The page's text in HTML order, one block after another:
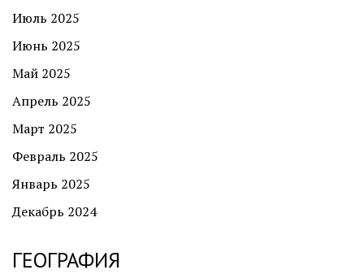
Июль 2025
Июнь 2025
Май 2025
Апрель 2025
Март 2025
Февраль 2025
Январь 2025
Декабрь 2024
ГЕОГРАФИЯ